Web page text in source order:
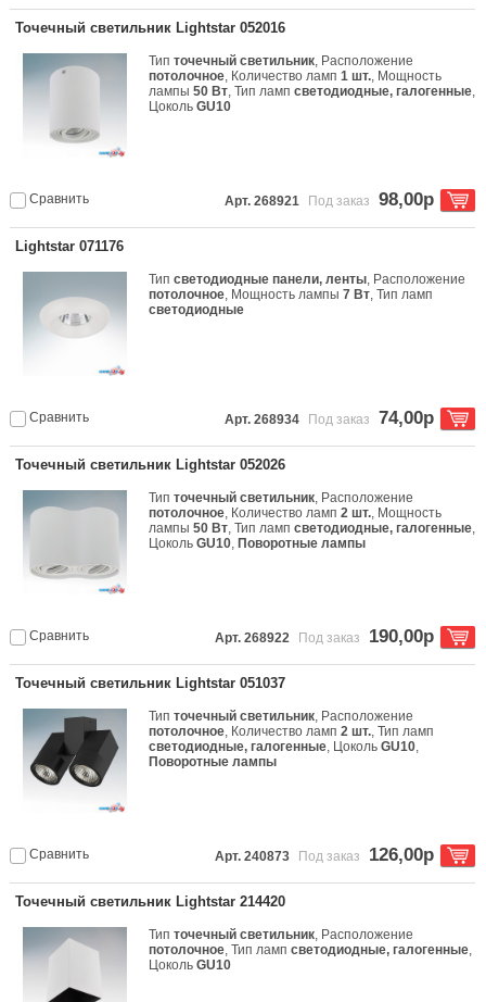
Точечный светильник Lightstar 052016
Типточечный светильник, Расположение
потолочное, Количество ламп1 шт., Мощность
лампы50 Вт, Тип лампсветодиодные, галогенные,
ЦокольGU10
Сравнить Арт. 268921 Под заказ 98,00р
Lightstar 071176
Типсветодиодные панели, ленты, Расположение
потолочное, Мощность лампы7 Вт, Тип ламп
светодиодные
Сравнить Арт. 268934 Под заказ 74,00р
Точечный светильник Lightstar 052026
Типточечный светильник, Расположение
потолочное, Количество ламп2 шт., Мощность
лампы50 Вт, Тип лампсветодиодные, галогенные,
ЦокольGU10, Поворотные лампы
Сравнить Арт. 268922 Под заказ 190,00р
Точечный светильник Lightstar 051037
Типточечный светильник, Расположение
потолочное, Количество ламп2 шт., Тип ламп
светодиодные, галогенные, ЦокольGU10,
Поворотные лампы
Сравнить Арт. 240873 Под заказ 126,00р
Точечный светильник Lightstar 214420
Типточечный светильник, Расположение
потолочное, Тип лампсветодиодные, галогенные,
ЦокольGU10